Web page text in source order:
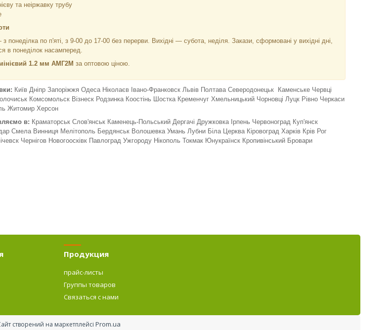
та неіржавку трубу
з понеділка по п'яті, з 9-00 до 17-00 без перерви. Вихідні — субота, неділя. Закази, сформовані у вихідні дні,
в понеділок насамперед.
1.2 мм АМГ2М за оптовою ціною.
Київ Дніпр Запоріжжя Одеса Ніколаєв Івано-Франковск Львів Полтава Северодонецьк Каменське Червці
Комсомольск Візнеск Родзинка Коостінь Шостка Кременчуг Хмельницький Чорновці Луцк Рівно Черкаси
Житомир Херсон
в: Краматорськ Слов'янськ Каменець-Польський Дергачі Дружковка Ірпень Червоноград Куп'янск
Смела Винниця Мелітополь Бердянськ Волошевка Умань Лубни Біла Церква Кіровоград Харків Крів Рог
Чернігов Новогоосківк Павлоград Ужгороду Нікополь Токмак Юнукраїнск Кропивінський Бровари
Продукция
прайс-листы
Группы товаров
Связаться с нами
створений на маркетплейсі Prom.ua